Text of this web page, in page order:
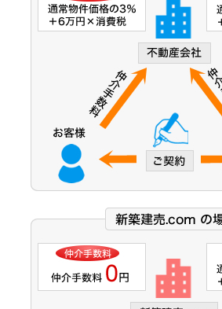
能勢電鉄
大阪市営谷町線
大阪市営中央線
大阪モノレール線
大阪モノレール彩都線
大阪市営今里筋線